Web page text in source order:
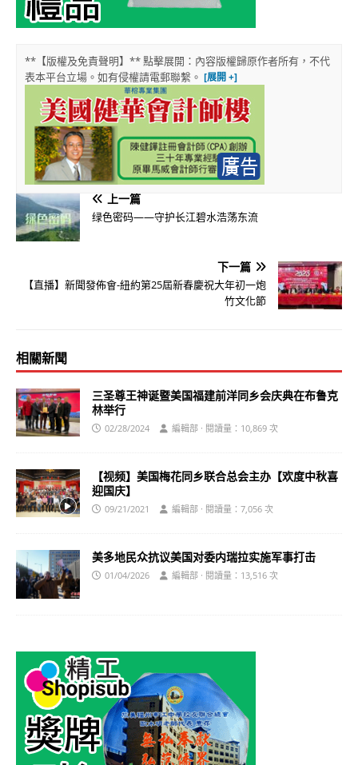
**【版權及免責聲明】** 點擊展開：內容版權歸原作者所有，不代
表本平台立場。如有侵權請電郵聯繫。
上一篇
绿色密码——守护长江碧水浩荡东流
下一篇
【直播】新聞發佈會-紐約第25屆新春慶祝大年初一炮
竹文化節
相關新聞
三圣尊王神诞暨美国福建前洋同乡会庆典在布鲁克
林举行
02/28/2024 編輯部 · 閱讀量：10,869 次
【视频】美国梅花同乡联合总会主办【欢度中秋喜
迎国庆】
09/21/2021 編輯部 · 閱讀量：7,056 次
美多地民众抗议美国对委内瑞拉实施军事打击
01/04/2026 編輯部 · 閱讀量：13,516 次